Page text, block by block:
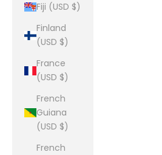
Fiji (USD $)
Finland
(USD $)
France
(USD $)
French
Guiana
(USD $)
French